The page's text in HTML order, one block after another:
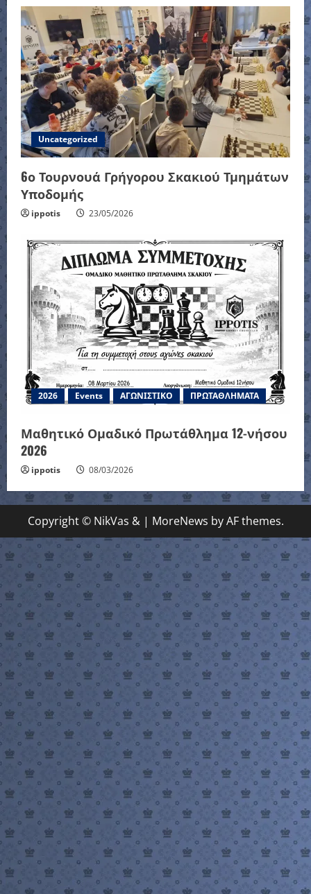
Uncategorized
6ο Τουρνουά Γρήγορου Σκακιού Τμημάτων
Υποδομής
ippotis 23/05/2026
2026 Events ΑΓΩΝΙΣΤΙΚΟ ΠΡΩΤΑΘΛΗΜΑΤΑ
Μαθητικό Ομαδικό Πρωτάθλημα 12-νήσου
2026
ippotis 08/03/2026
Copyright © NikVas & | MoreNews by AF themes.